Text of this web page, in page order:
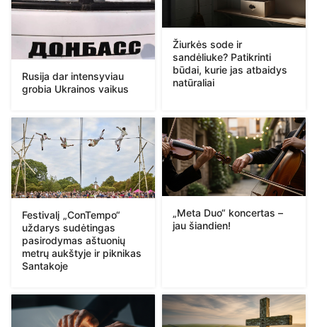
Rusija dar intensyviau
grobia Ukrainos vaikus
Žiurkės sode ir
sandėliuke? Patikrinti
būdai, kurie jas atbaidys
natūraliai
Festivalį „ConTempo“
uždarys sudėtingas
pasirodymas aštuonių
metrų aukštyje ir piknikas
Santakoje
„Meta Duo“ koncertas –
jau šiandien!